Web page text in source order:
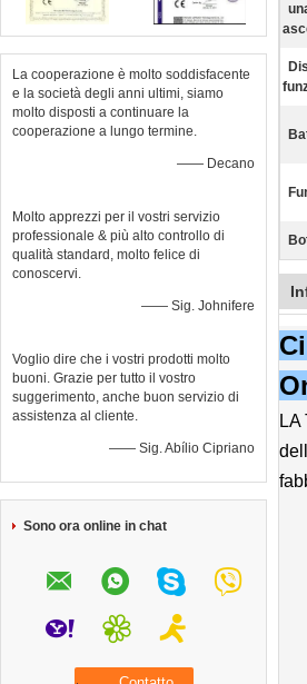
La cooperazione è molto soddisfacente
e la società degli anni ultimi, siamo
molto disposti a continuare la
cooperazione a lungo termine.
—— Decano
Molto apprezzi per il vostri servizio
professionale & più alto controllo di
qualità standard, molto felice di
conoscervi.
—— Sig. Johnifere
Voglio dire che i vostri prodotti molto
buoni. Grazie per tutto il vostro
suggerimento, anche buon servizio di
assistenza al cliente.
—— Sig. Abílio Cipriano
Sono ora online in chat